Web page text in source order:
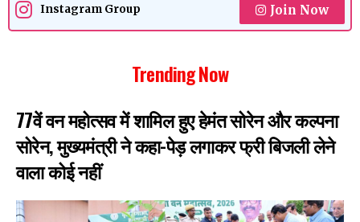
Instagram Group Join Now
Trending Now
77वें वन महोत्सव में शामिल हुए हेमंत सोरेन और कल्पना
सोरेन, मुख्यमंत्री ने कहा-पेड़ लगाकर फ्री बिजली लेने
वाला कोई नहीं